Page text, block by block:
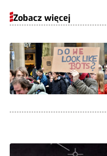
Zobacz więcej